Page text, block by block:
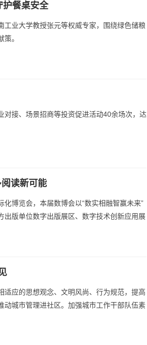
护餐桌安全
业大学教授张元等权威专家，围绕绿色储粮
。
对接、场景招商等投资促进活动40余场次，达
读新可能
博览会，本届数博会以“数实相融智赢未来”
出版单位数字出版展区、数字技术创新应用展
应的思想观念、文明风尚、行为规范，提高
城市管理进社区。加强城市工作干部队伍素